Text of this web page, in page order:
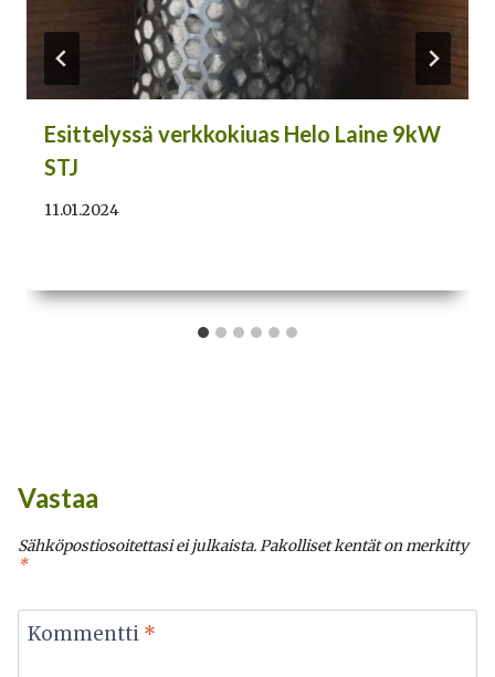
Esittelyssä verkkokiuas Helo Laine 9kW
STJ
11.01.2024
Vastaa
Sähköpostiosoitettasi ei julkaista.Pakolliset kentät on merkitty
*
Kommentti *